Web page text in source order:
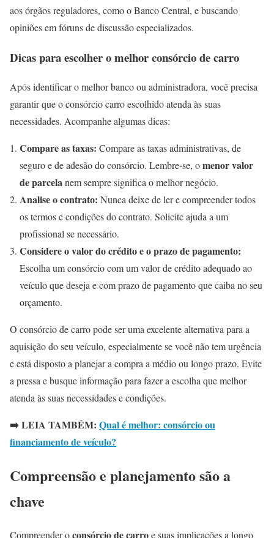
aos órgãos reguladores, como o Banco Central, e buscando
opiniões em fóruns de discussão especializados.
Dicas para escolher o melhor consórcio de carro
Após identificar o melhor banco ou administradora, você precisa
garantir que o consórcio carro escolhido atenda às suas
necessidades. Acompanhe algumas dicas:
Compare as taxas: Compare as taxas administrativas, de
seguro e de adesão do consórcio. Lembre-se, omenor valor
de parcelanem sempre significa o melhor negócio.
Analise o contrato: Nunca deixe de ler e compreender todos
os termos e condições do contrato. Solicite ajuda a um
profissional se necessário.
Considere o valor do crédito e o prazo de pagamento:
Escolha um consórcio com um valor de crédito adequado ao
veículo que deseja e com prazo de pagamento que caiba no seu
orçamento.
O consórcio de carro pode ser uma excelente alternativa para a
aquisição do seu veículo, especialmente se você não tem urgência
e está disposto a planejar a compra a médio ou longo prazo. Evite
a pressa e busque informação para fazer a escolha que melhor
atenda às suas necessidades e condições.
➡️ LEIA TAMBÉM: Qual é melhor: consórcio ou
financiamento de veículo?
Compreensão e planejamento são a
chave
Compreender oconsórcio de carroe suas implicações a longo